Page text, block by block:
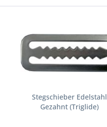
Stegschieber Edelstahl
Gezahnt (Triglide)